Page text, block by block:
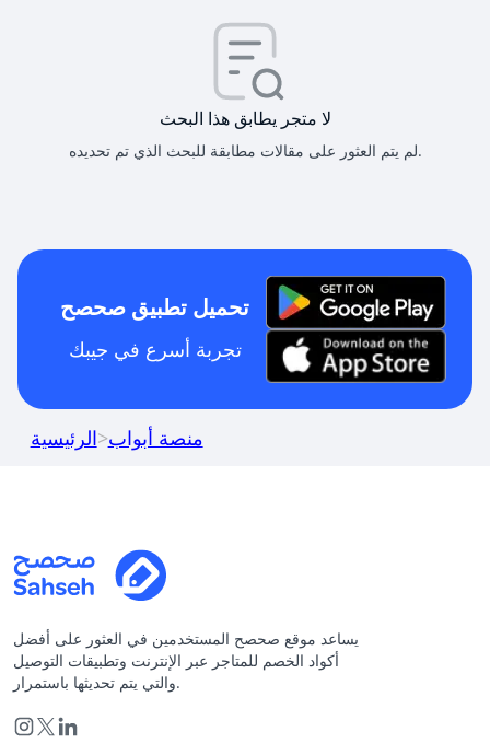
لا متجر يطابق هذا البحث
لم يتم العثور على مقالات مطابقة للبحث الذي تم تحديده.
تحميل تطبيق صحصح
تجربة أسرع في جيبك
الرئيسية>منصة أبواب
يساعد موقع صحصح المستخدمين في العثور على أفضل
أكواد الخصم للمتاجر عبر الإنترنت وتطبيقات التوصيل
والتي يتم تحديثها باستمرار.